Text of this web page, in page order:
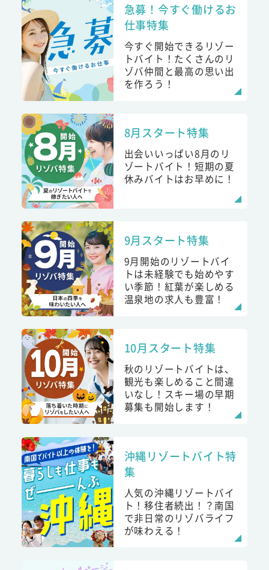
急募！今すぐ働けるお
仕事特集
今すぐ開始できるリゾー
トバイト！たくさんのリ
ゾバ仲間と最高の思い出
を作ろう！
8月スタート特集
出会いいっぱい8月のリ
ゾートバイト！短期の夏
休みバイトはお早めに！
9月スタート特集
9月開始のリゾートバイ
トは未経験でも始めやす
い季節！紅葉が楽しめる
温泉地の求人も豊富！
10月スタート特集
秋のリゾートバイトは、
観光も楽しめること間違
いなし！スキー場の早期
募集も開始します！
沖縄リゾートバイト特
集
人気の沖縄リゾートバイ
ト！移住者続出！？南国
で非日常のリゾバライフ
が味わえる！